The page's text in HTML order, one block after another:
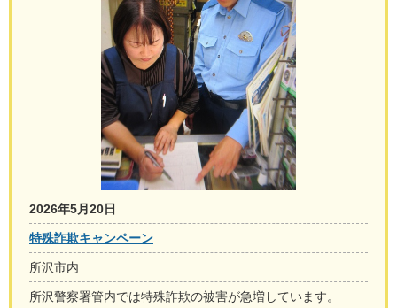
2026年5月20日
特殊詐欺キャンペーン
所沢市内
所沢警察署管内では特殊詐欺の被害が急増しています。